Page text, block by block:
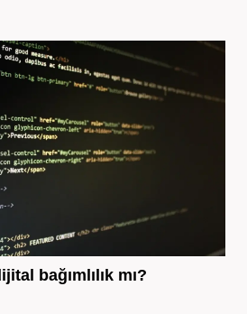
bağımlılık mı?